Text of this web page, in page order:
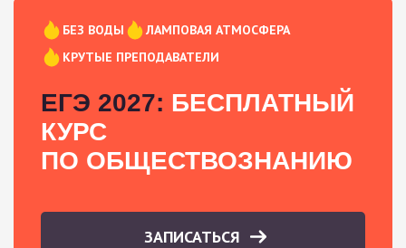
БЕЗ ВОДЫ
ЛАМПОВАЯ АТМОСФЕРА
КРУТЫЕ ПРЕПОДАВАТЕЛИ
ЕГЭ 2027: БЕСПЛАТНЫЙ
КУРС
ПО ОБЩЕСТВОЗНАНИЮ
ЗАПИСАТЬСЯ